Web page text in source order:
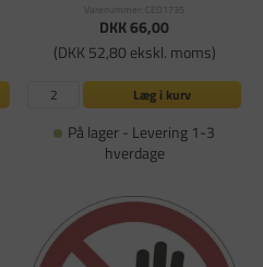
Varenummer: CED1735
DKK 66,00
(DKK 52,80 ekskl. moms)
Læg i kurv
På lager - Levering 1-3
hverdage